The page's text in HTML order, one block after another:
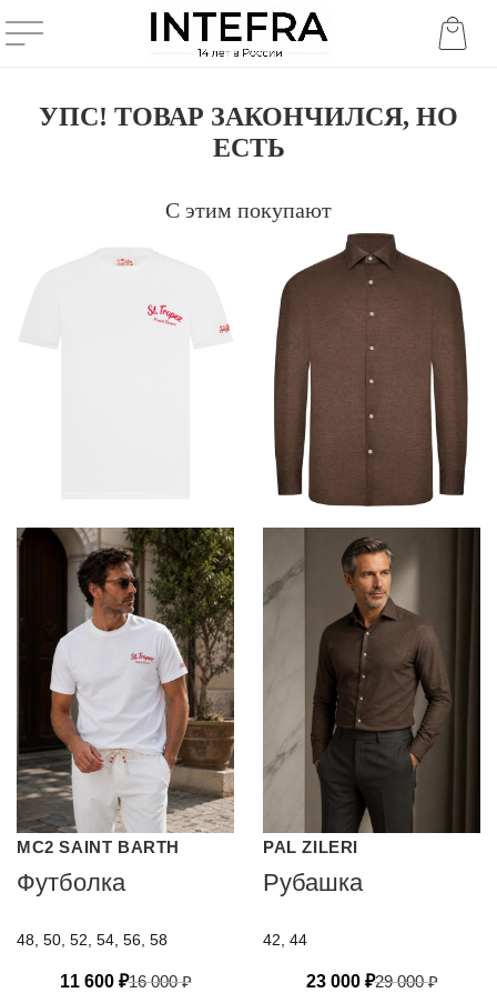
УПС! ТОВАР ЗАКОНЧИЛСЯ, НО
ЕСТЬ
С этим покупают
MC2 SAINT BARTH
Футболка
48, 50, 52, 54, 56, 58
11 600 ₽16 000₽
PAL ZILERI
Рубашка
42, 44
23 000 ₽29 000₽